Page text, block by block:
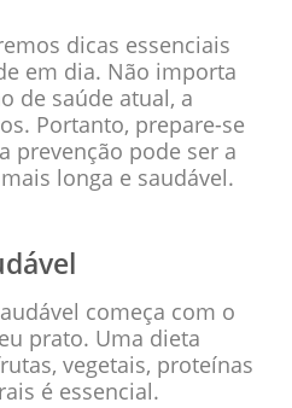
dicas essenciais
em dia. Não importa
de saúde atual, a
Portanto, prepare-se
prevenção pode ser a
longa e saudável.
começa com o
prato. Uma dieta
vegetais, proteínas
é essencial.